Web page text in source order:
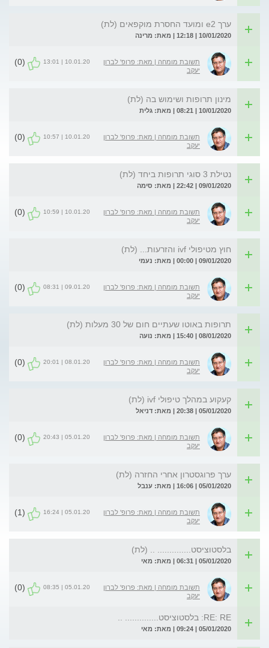
ערך e2 ומועד החסרת מוקפאים (לת)
10/01/2020 | 12:18 | מאת: מרינה
תשובת מומחה | מאת: פרופ' לברון
יעקב
10.01.20 | 13:01
(0)
מינון תרופות ושימוש בה (לת)
10/01/2020 | 08:21 | מאת: גלית
תשובת מומחה | מאת: פרופ' לברון
יעקב
10.01.20 | 10:57
(0)
נטילת 3 סוגי תרופות ביחד (לת)
09/01/2020 | 22:42 | מאת: סימה
תשובת מומחה | מאת: פרופ' לברון
יעקב
10.01.20 | 10:59
(0)
חוץ מטיפולי ivf והזרעות... (לת)
09/01/2020 | 00:00 | מאת: נעמי
תשובת מומחה | מאת: פרופ' לברון
יעקב
09.01.20 | 08:31
(0)
תרופות באוטו שעתיים חום של 30 מעלות (לת)
08/01/2020 | 15:40 | מאת: נועה
תשובת מומחה | מאת: פרופ' לברון
יעקב
08.01.20 | 20:01
(0)
קעקוע במהלך טיפולי ivf (לת)
05/01/2020 | 20:38 | מאת: דניאל
תשובת מומחה | מאת: פרופ' לברון
יעקב
05.01.20 | 20:43
(0)
ערך פרוגסטרון אחרי החזרה (לת)
05/01/2020 | 16:06 | מאת: ענבל
תשובת מומחה | מאת: פרופ' לברון
יעקב
05.01.20 | 16:24
(1)
בלסטוציסט.............. .. (לת)
05/01/2020 | 06:31 | מאת: מאי
תשובת מומחה | מאת: פרופ' לברון
יעקב
05.01.20 | 08:35
(0)
RE: RE: בלסטוציסט.............. ..
05/01/2020 | 09:24 | מאת: מאי